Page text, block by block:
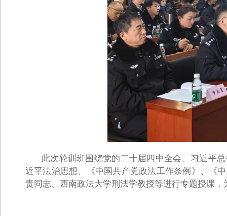
此次轮训班围绕党的二十届四中全会、习近平
近平法治思想、《中国共产党政法工作条例》、《
责同志、西南政法大学刑法学教授等进行专题授课